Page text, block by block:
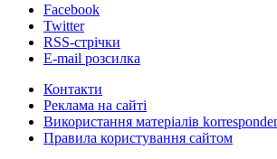
Facebook
Twitter
RSS-стрічки
E-mail розсилка
Контакти
Реклама на сайті
Використання матеріалів
Правила користування сайтом